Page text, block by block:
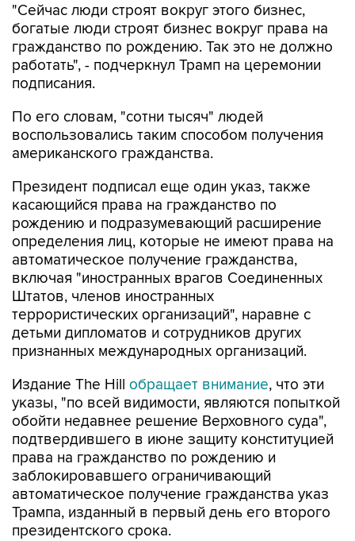
"Сейчас люди строят вокруг этого бизнес,
богатые люди строят бизнес вокруг права на
гражданство по рождению. Так это не должно
работать", - подчеркнул Трамп на церемонии
подписания.
По его словам, "сотни тысяч" людей
воспользовались таким способом получения
американского гражданства.
Президент подписал еще один указ, также
касающийся права на гражданство по
рождению и подразумевающий расширение
определения лиц, которые не имеют права на
автоматическое получение гражданства,
включая "иностранных врагов Соединенных
Штатов, членов иностранных
террористических организаций", наравне с
детьми дипломатов и сотрудников других
признанных международных организаций.
Издание The Hill обращает внимание, что эти
указы, "по всей видимости, являются попыткой
обойти недавнее решение Верховного суда",
подтвердившего в июне защиту конституцией
права на гражданство по рождению и
заблокировавшего ограничивающий
автоматическое получение гражданства указ
Трампа, изданный в первый день его второго
президентского срока.